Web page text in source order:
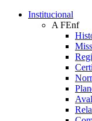
Conteúdo principal
Institucional
A FEnf